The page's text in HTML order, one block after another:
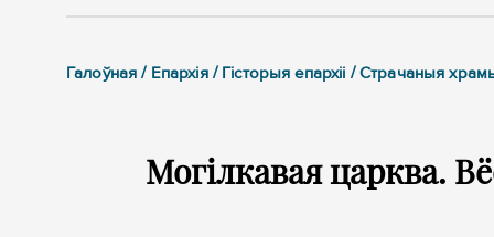
Галоўная / Епархія / Гісторыя епархіі / Страчаныя
Могілкавая царква.